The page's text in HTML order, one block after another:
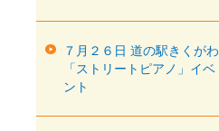
７月２６日 道の駅きくがわ
「ストリートピアノ」イベ
ント